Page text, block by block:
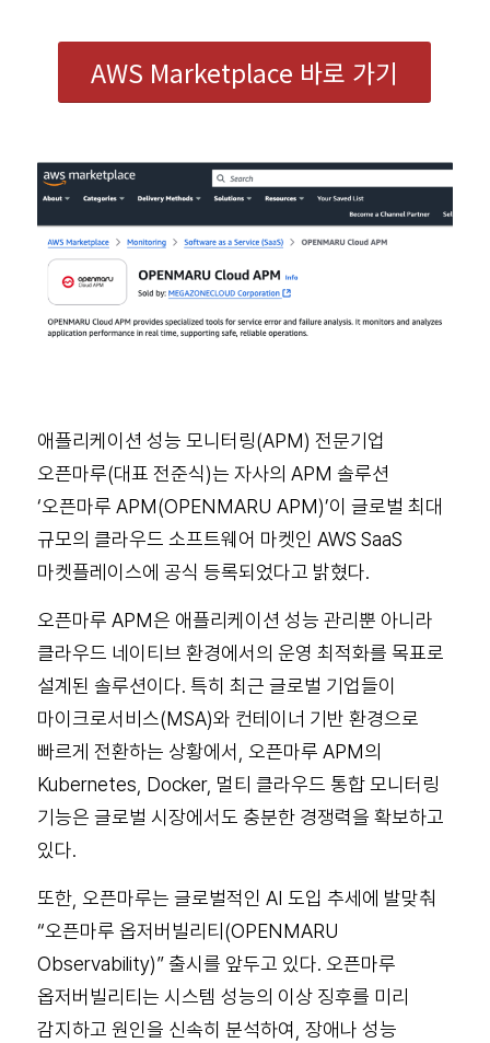
AWS Marketplace 바로 가기
애플리케이션 성능 모니터링(APM) 전문기업
오픈마루(대표 전준식)는 자사의 APM 솔루션
‘오픈마루 APM(OPENMARU APM)’이 글로벌 최대
규모의 클라우드 소프트웨어 마켓인 AWS SaaS
마켓플레이스에 공식 등록되었다고 밝혔다.
오픈마루 APM은 애플리케이션 성능 관리뿐 아니라
클라우드 네이티브 환경에서의 운영 최적화를 목표로
설계된 솔루션이다. 특히 최근 글로벌 기업들이
마이크로서비스(MSA)와 컨테이너 기반 환경으로
빠르게 전환하는 상황에서, 오픈마루 APM의
Kubernetes, Docker, 멀티 클라우드 통합 모니터링
기능은 글로벌 시장에서도 충분한 경쟁력을 확보하고
있다.
또한, 오픈마루는 글로벌적인 AI 도입 추세에 발맞춰
“오픈마루 옵저버빌리티(OPENMARU
Observability)” 출시를 앞두고 있다. 오픈마루
옵저버빌리티는 시스템 성능의 이상 징후를 미리
감지하고 원인을 신속히 분석하여, 장애나 성능